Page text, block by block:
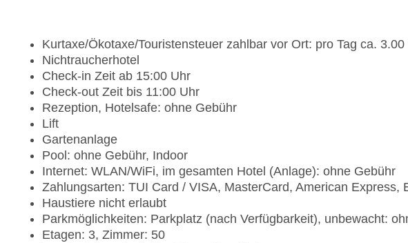
Kurtaxe/Ökotaxe/Touristensteuer zahlbar vor Ort: pro Tag ca. 3.00
Nichtraucherhotel
Check-in Zeit ab 15:00 Uhr
Check-out Zeit bis 11:00 Uhr
Rezeption, Hotelsafe: ohne Gebühr
Lift
Gartenanlage
Pool: ohne Gebühr, Indoor
Internet: WLAN/WiFi, im gesamten Hotel (Anlage): ohne Gebühr
Zahlungsarten: TUI Card / VISA, MasterCard, American Express,
Haustiere nicht erlaubt
Parkmöglichkeiten: Parkplatz (nach Verfügbarkeit), unbewacht:
Etagen: 3, Zimmer: 50